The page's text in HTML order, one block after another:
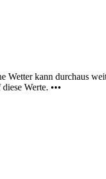
Wetter kann durchaus
Werte. •••